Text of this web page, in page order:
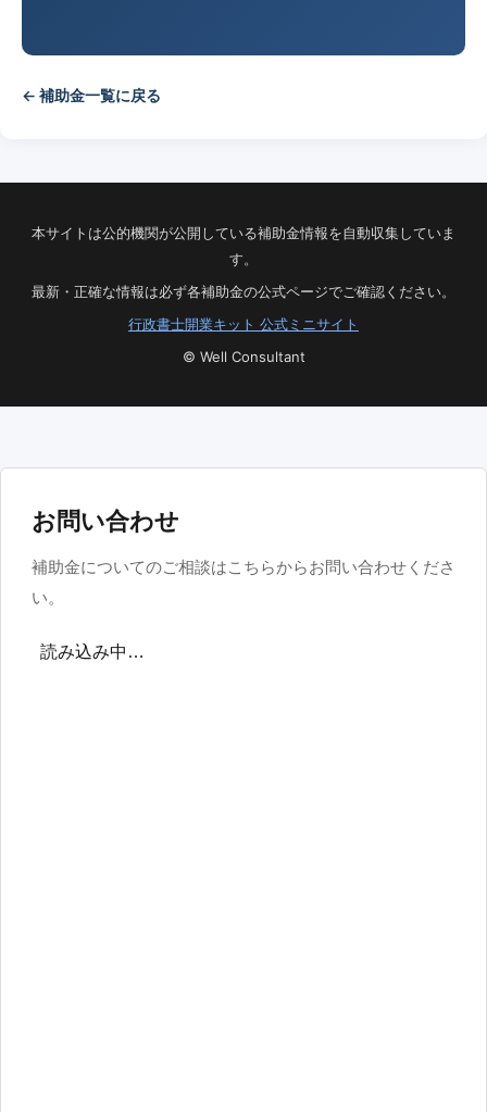
← 補助金一覧に戻る
本サイトは公的機関が公開している補助金情報を自動収集していま
す。
最新・正確な情報は必ず各補助金の公式ページでご確認ください。
行政書士開業キット 公式ミニサイト
© Well Consultant
お問い合わせ
補助金についてのご相談はこちらからお問い合わせくださ
い。